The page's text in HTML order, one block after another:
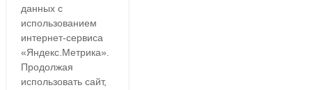
данных с
использованием
интернет-сервиса
«Яндекс.Метрика».
Продолжая
использовать сайт,